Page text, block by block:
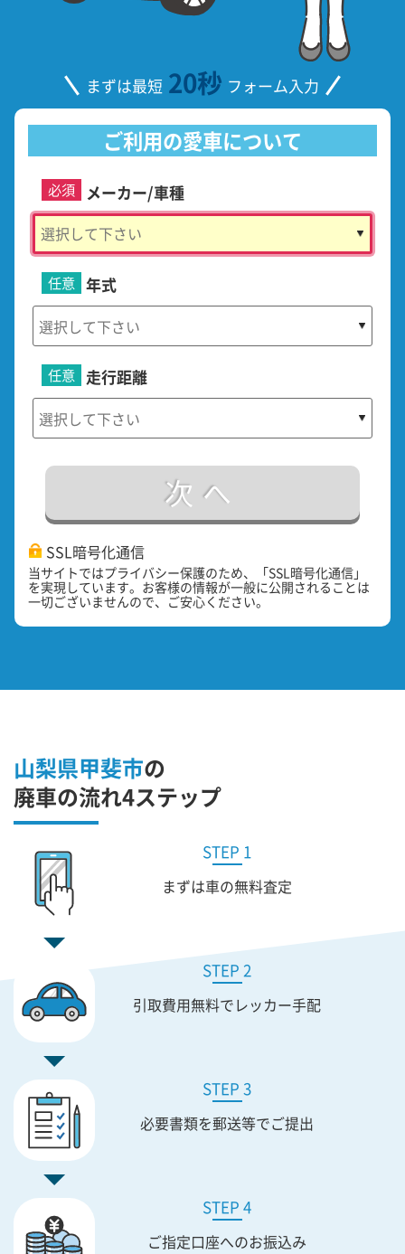
まずは最短 20秒 フォーム入力
ご利用の愛車について
メーカー/車種
必須
年式
任意
走行距離
任意
次へ
SSL暗号化通信
当サイトではプライバシー保護のため、「SSL暗号化通信」
を実現しています。お客様の情報が一般に公開されることは
一切ございませんので、ご安心ください。
山梨県甲斐市の
廃車の流れ4ステップ
STEP 1
まずは車の無料査定
STEP 2
引取費用無料でレッカー手配
STEP 3
必要書類を郵送等でご提出
STEP 4
ご指定口座へのお振込み